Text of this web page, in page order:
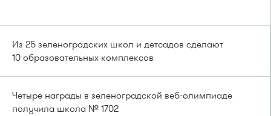
Из 25 зеленоградских школ и детсадов сделают
10 образовательных комплексов
Четыре награды в зеленоградской веб-олимпиаде
получила школа № 1702